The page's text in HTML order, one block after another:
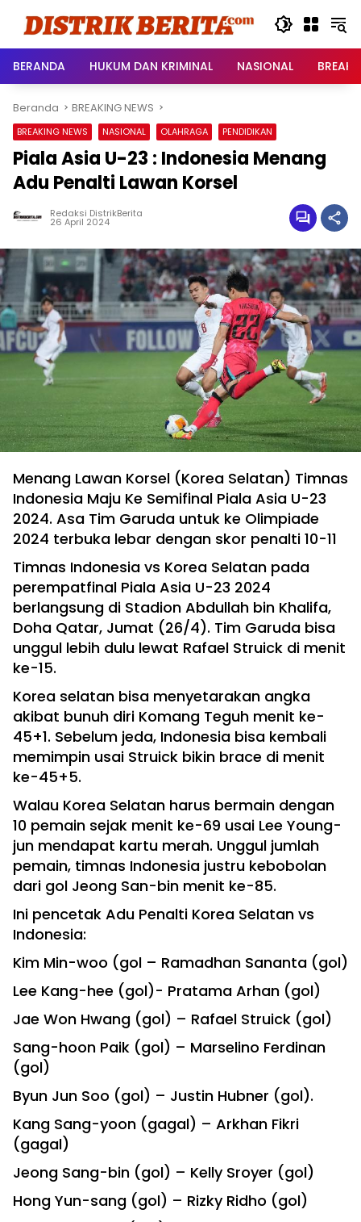
BERANDA
HUKUM DAN KRIMINAL NASIONAL
Beranda BREAKING NEWS
BREAKING NEWS NASIONAL OLAHRAGA PENDIDIKAN
Piala Asia U-23 : Indonesia Menang
Adu Penalti Lawan Korsel
Redaksi DistrikBerita
26 April 2024
Menang Lawan Korsel (Korea Selatan) Timnas
Indonesia Maju Ke Semifinal Piala Asia U-23
2024. Asa Tim Garuda untuk ke Olimpiade
2024 terbuka lebar dengan skor penalti 10-11
Timnas Indonesia vs Korea Selatan pada
perempatfinal Piala Asia U-23 2024
berlangsung di Stadion Abdullah bin Khalifa,
Doha Qatar, Jumat (26/4). Tim Garuda bisa
unggul lebih dulu lewat Rafael Struick di menit
ke-15.
Korea selatan bisa menyetarakan angka
akibat bunuh diri Komang Teguh menit ke-
45+1. Sebelum jeda, Indonesia bisa kembali
memimpin usai Struick bikin brace di menit
ke-45+5.
Walau Korea Selatan harus bermain dengan
10 pemain sejak menit ke-69 usai Lee Young-
jun mendapat kartu merah. Unggul jumlah
pemain, timnas Indonesia justru kebobolan
dari gol Jeong San-bin menit ke-85.
Ini pencetak Adu Penalti Korea Selatan vs
Indonesia:
Kim Min-woo (gol – Ramadhan Sananta (gol)
Lee Kang-hee (gol)- Pratama Arhan (gol)
Jae Won Hwang (gol) – Rafael Struick (gol)
Sang-hoon Paik (gol) – Marselino Ferdinan
(gol)
Byun Jun Soo (gol) – Justin Hubner (gol).
Kang Sang-yoon (gagal) – Arkhan Fikri
(gagal)
Jeong Sang-bin (gol) – Kelly Sroyer (gol)
Hong Yun-sang (gol) – Rizky Ridho (gol)